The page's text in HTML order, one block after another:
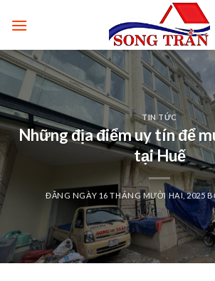
TIN TỨC
Những địa điểm uy tín để
tại Huế
ĐĂNG NGÀY 16 THÁNG MƯỜI HAI, 2025